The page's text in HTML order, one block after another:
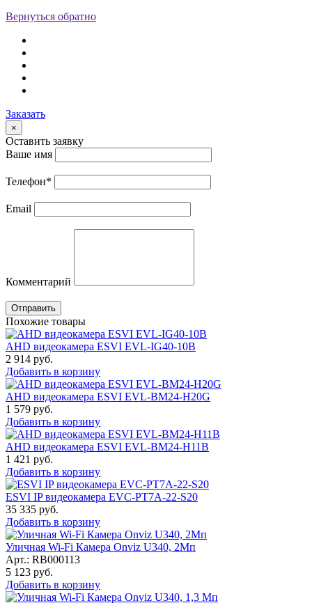
Вернуться обратно
Заказать
×
Оставить заявку
Ваше имя
Телефон*
Email
Комментарий
Отправить
Похожие товары
AHD видеокамера ESVI EVL-IG40-10B
2 914 руб.
Добавить в корзину
AHD видеокамера ESVI EVL-BM24-H20G
1 579 руб.
Добавить в корзину
AHD видеокамера ESVI EVL-BM24-H11B
1 421 руб.
Добавить в корзину
ESVI IP видеокамера EVC-PT7A-22-S20
35 335 руб.
Добавить в корзину
Уличная Wi-Fi Камера Onviz U340, 2Мп
Арт.: RB000113
5 123 руб.
Добавить в корзину